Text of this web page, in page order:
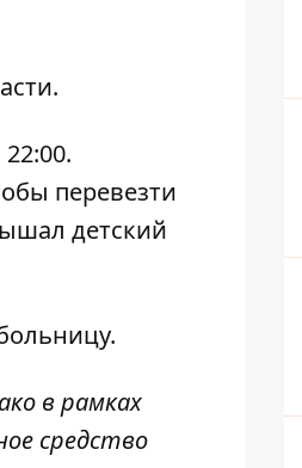
.
перевезти
детский
в рамках
средство